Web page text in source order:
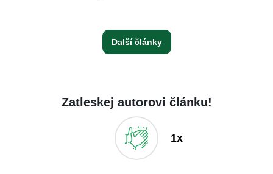
Další články
Zatleskej autorovi článku!
1x